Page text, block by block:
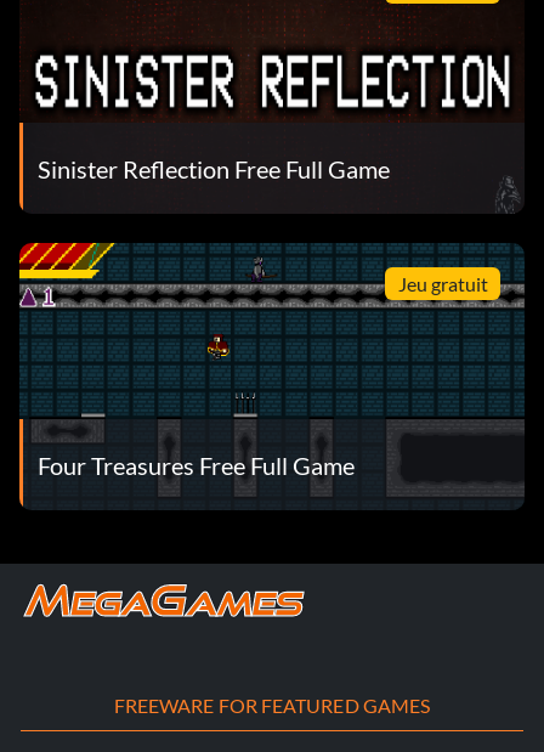
Sinister Reflection Free Full Game
Jeu gratuit
Four Treasures Free Full Game
FREEWARE FOR FEATURED GAMES